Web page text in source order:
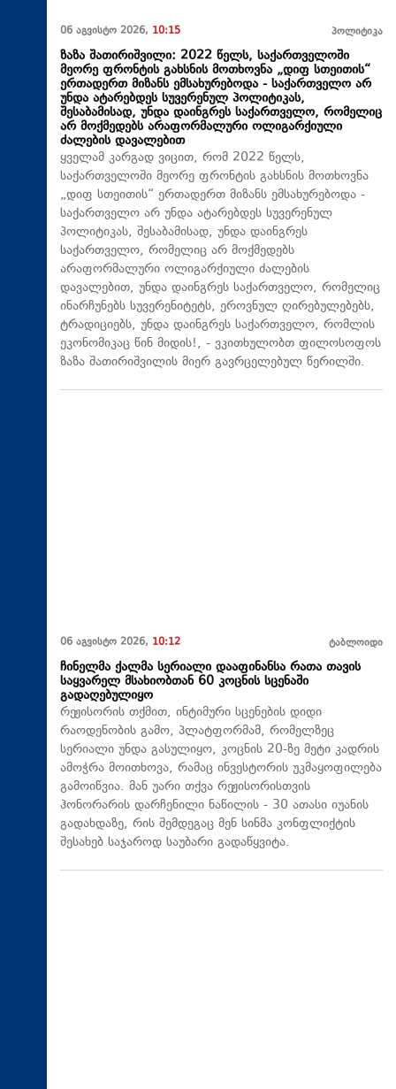
06 აგვისტო 2026, 10:15 პოლიტიკა
ზაზა შათირიშვილი: 2022 წელს, საქართველოში
მეორე ფრონტის გახსნის მოთხოვნა „დიფ სთეითის“
ერთადერთ მიზანს ემსახურებოდა - საქართველო არ
უნდა ატარებდეს სუვერენულ პოლიტიკას,
შესაბამისად, უნდა დაინგრეს საქართველო, რომელიც
არ მოქმედებს არაფორმალური ოლიგარქიული
ძალების დავალებით
ყველამ კარგად ვიცით, რომ 2022 წელს,
საქართველოში მეორე ფრონტის გახსნის მოთხოვნა
„დიფ სთეითის“ ერთადერთ მიზანს ემსახურებოდა -
საქართველო არ უნდა ატარებდეს სუვერენულ
პოლიტიკას, შესაბამისად, უნდა დაინგრეს
საქართველო, რომელიც არ მოქმედებს
არაფორმალური ოლიგარქიული ძალების
დავალებით, უნდა დაინგრეს საქართველო, რომელიც
ინარჩუნებს სუვერენიტეტს, ეროვნულ ღირებულებებს,
ტრადიციებს, უნდა დაინგრეს საქართველო, რომლის
ეკონომიკაც წინ მიდის!, - ვკითხულობთ ფილოსოფოს
ზაზა შათირიშვილის მიერ გავრცელებულ წერილში.
06 აგვისტო 2026, 10:12 ტაბლოიდი
ჩინელმა ქალმა სერიალი დააფინანსა რათა თავის
საყვარელ მსახიობთან 60 კოცნის სცენაში
გადაღებულიყო
რეჟისორის თქმით, ინტიმური სცენების დიდი
რაოდენობის გამო, პლატფორმამ, რომელზეც
სერიალი უნდა გასულიყო, კოცნის 20-ზე მეტი კადრის
ამოჭრა მოითხოვა, რამაც ინვესტორის უკმაყოფილება
გამოიწვია. მან უარი თქვა რეჟისორისთვის
ჰონორარის დარჩენილი ნაწილის - 30 ათასი იუანის
გადახდაზე, რის შემდეგაც მენ სინმა კონფლიქტის
შესახებ საჯაროდ საუბარი გადაწყვიტა.